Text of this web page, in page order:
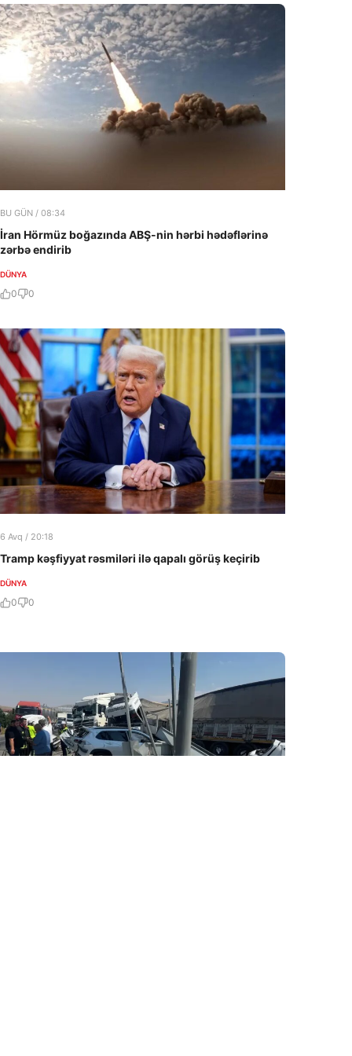
BU GÜN / 08:34
İran Hörmüz boğazında ABŞ-nin hərbi hədəflərinə
zərbə endirib
DÜNYA
0 0
6 Avq / 20:18
Tramp kəşfiyyat rəsmiləri ilə qapalı görüş keçirib
DÜNYA
0 0